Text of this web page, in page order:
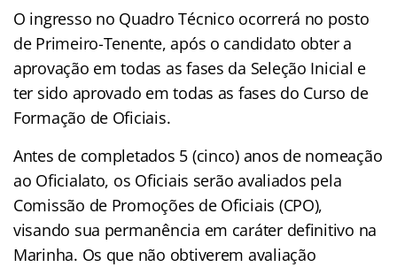
O ingresso no Quadro Técnico ocorrerá no posto
de Primeiro-Tenente, após o candidato obter a
aprovação em todas as fases da Seleção Inicial e
ter sido aprovado em todas as fases do Curso de
Formação de Oficiais.
Antes de completados 5 (cinco) anos de nomeação
ao Oficialato, os Oficiais serão avaliados pela
Comissão de Promoções de Oficiais (CPO),
visando sua permanência em caráter definitivo na
Marinha. Os que não obtiverem avaliação